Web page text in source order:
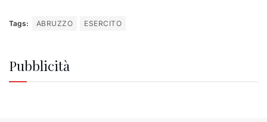
Tags: ABRUZZO ESERCITO
Pubblicità